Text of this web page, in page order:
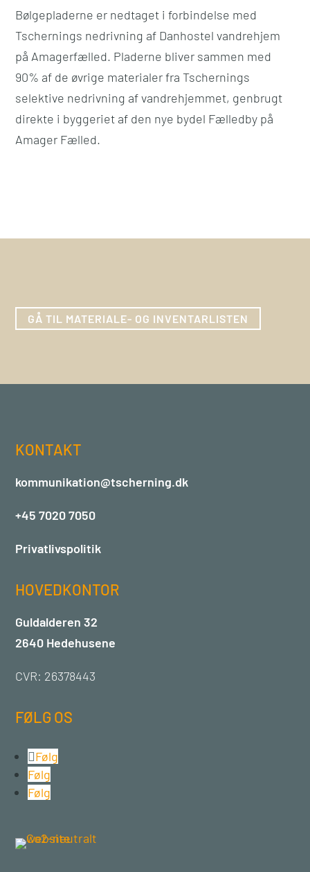
Bølgepladerne er nedtaget i forbindelse med
Tschernings nedrivning af Danhostel vandrehjem
på Amagerfælled. Pladerne bliver sammen med
90% af de øvrige materialer fra Tschernings
selektive nedrivning af vandrehjemmet, genbrugt
direkte i byggeriet af den nye bydel Fælledby på
Amager Fælled.
GÅ TIL MATERIALE- OG INVENTARLISTEN
KONTAKT
kommunikation@tscherning.dk
+45 7020 7050
Privatlivspolitik
HOVEDKONTOR
Guldalderen 32
2640 Hedehusene
CVR: 26378443
FØLG OS
Følg
Følg
Følg